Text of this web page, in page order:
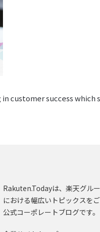
customer success
Rakuten.Todayは、楽天グル
における幅広いトピックスをご
公式コーポレートブログです。